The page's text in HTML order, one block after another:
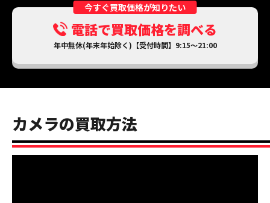
今すぐ買取価格が知りたい
電話で買取価格を調べる
年中無休(年末年始除く)【受付時間】9:15～21:00
カメラの買取方法